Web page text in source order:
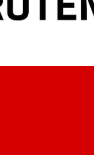
Hurtigruten ut
uten utslipp i normal